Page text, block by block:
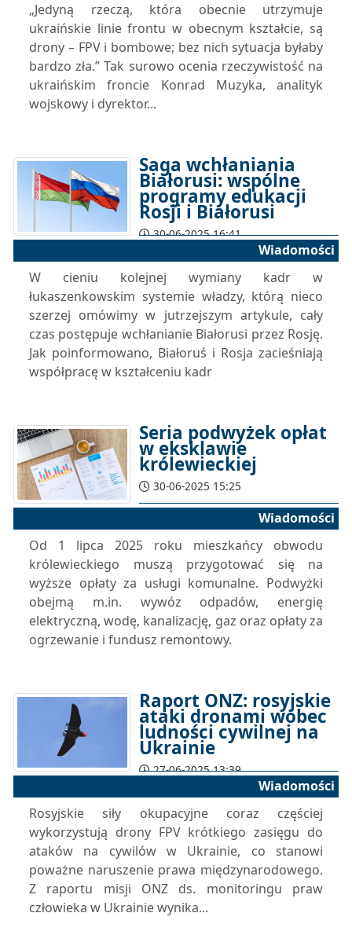
„Jedyną rzeczą, która obecnie utrzymuje
ukraińskie linie frontu w obecnym kształcie, są
drony – FPV i bombowe; bez nich sytuacja byłaby
bardzo zła.” Tak surowo ocenia rzeczywistość na
ukraińskim froncie Konrad Muzyka, analityk
wojskowy i dyrektor...
Saga wchłaniania
Białorusi: wspólne
programy edukacji
Rosji i Białorusi
30-06-2025 16:41
Wiadomości
W cieniu kolejnej wymiany kadr w
łukaszenkowskim systemie władzy, którą nieco
szerzej omówimy w jutrzejszym artykule, cały
czas postępuje wchłanianie Białorusi przez Rosję.
Jak poinformowano, Białoruś i Rosja zacieśniają
współpracę w kształceniu kadr
Seria podwyżek opłat
w eksklawie
królewieckiej
30-06-2025 15:25
Wiadomości
Od 1 lipca 2025 roku mieszkańcy obwodu
królewieckiego muszą przygotować się na
wyższe opłaty za usługi komunalne. Podwyżki
obejmą m.in. wywóz odpadów, energię
elektryczną, wodę, kanalizację, gaz oraz opłaty za
ogrzewanie i fundusz remontowy.
Raport ONZ: rosyjskie
ataki dronami wobec
ludności cywilnej na
Ukrainie
27-06-2025 13:39
Wiadomości
Rosyjskie siły okupacyjne coraz częściej
wykorzystują drony FPV krótkiego zasięgu do
ataków na cywilów w Ukrainie, co stanowi
poważne naruszenie prawa międzynarodowego.
Z raportu misji ONZ ds. monitoringu praw
człowieka w Ukrainie wynika...